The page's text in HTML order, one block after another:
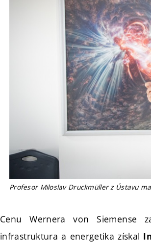
Profesor Miloslav Druckmüller z Ústavu
Cenu Wernera von Siemense
infrastruktura a energetika získal